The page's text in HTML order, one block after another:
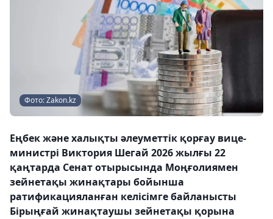
Фото: Zakon.kz
Еңбек және халықты әлеуметтік қорғау вице-
министрі Виктория Шегай 2026 жылғы 22
қаңтарда Сенат отырысында Моңғолиямен
зейнетақы жинақтары бойынша
ратификацияланған келісімге байланысты
Бірыңғай жинақтаушы зейнетақы қорына